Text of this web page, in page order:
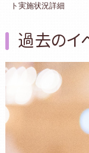
ト実施状況詳細
過去のイ